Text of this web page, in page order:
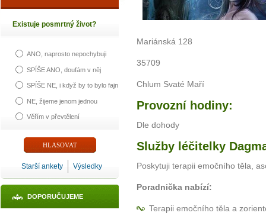
Existuje posmrtný život?
ANO, naprosto nepochybuji
SPÍŠE ANO, doufám v něj
SPÍŠE NE, i když by to bylo fajn
NE, žijeme jenom jednou
Věřím v převtělení
Starší ankety Výsledky
DOPORUČUJEME
Mariánská 128
35709
Chlum Svaté Maří
Provozní hodiny:
Dle dohody
Služby léčitelky
Poskytuji terapii emočního těla,
Poradnička nabízí:
Terapii emočního těla a